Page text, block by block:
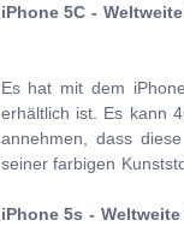
iPhone 5C -
Es hat mit dem
erhältlich ist. Es kann
annehmen, dass
seiner farbigen
iPhone 5s -